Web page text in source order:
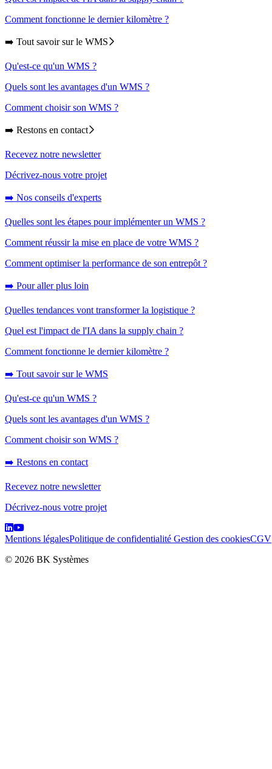
Comment fonctionne le dernier kilomètre ?
➡️ Tout savoir sur le WMS
Qu'est-ce qu'un WMS ?
Quels sont les avantages d'un WMS ?
Comment choisir son WMS ?
➡️ Restons en contact
Recevez notre newsletter
Décrivez-nous votre projet
➡️ Nos conseils d'experts
Quelles sont les étapes pour implémenter un WMS ?
Comment réussir la mise en place de votre WMS ?
Comment optimiser la performance de son entrepôt ?
➡️ Pour aller plus loin
Quelles tendances vont transformer la logistique ?
Quel est l'impact de l'IA dans la supply chain ?
Comment fonctionne le dernier kilomètre ?
➡️ Tout savoir sur le WMS
Qu'est-ce qu'un WMS ?
Quels sont les avantages d'un WMS ?
Comment choisir son WMS ?
➡️ Restons en contact
Recevez notre newsletter
Décrivez-nous votre projet
Mentions légalesPolitique de confidentialité Gestion des cookiesCGV
© 2026 BK Systèmes